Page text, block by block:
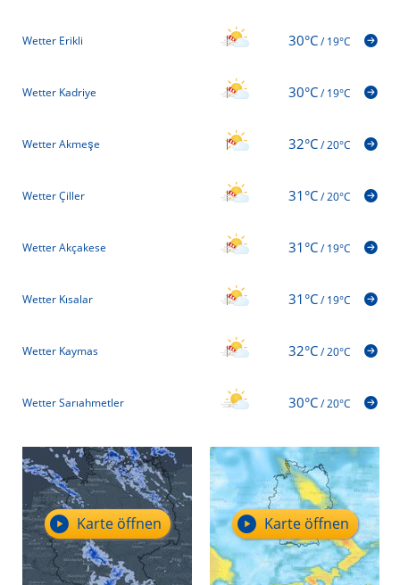
Wetter Erikli 30°C/19°C
Wetter Kadriye 30°C/19°C
Wetter Akmeşe 32°C/20°C
Wetter Çiller 31°C/20°C
Wetter Akçakese 31°C/19°C
Wetter Kısalar 31°C/19°C
Wetter Kaymas 32°C/20°C
Wetter Sarıahmetler 30°C/20°C
Karte öffnen Karte öffnen